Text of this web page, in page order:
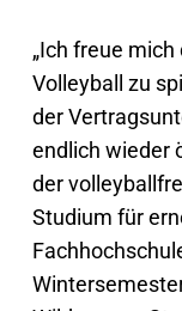
„Ich freue
Volleyball zu
der
endlich wieder
der
Studium für